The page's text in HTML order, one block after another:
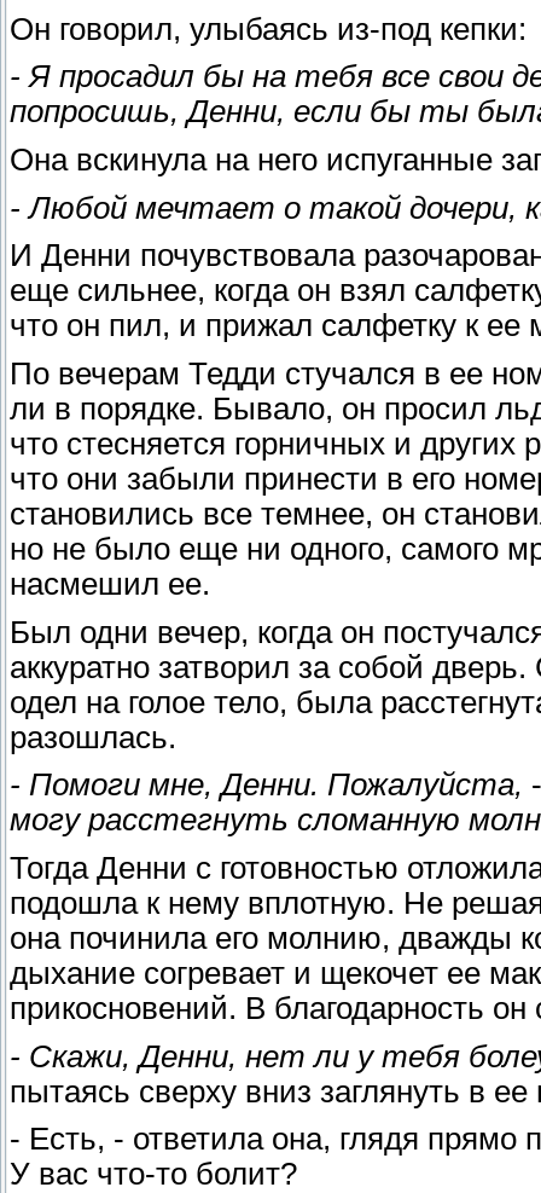
Он говорил, улыбаясь из-под кепки:
- Я просадил бы на тебя все свои
попросишь, Денни, если бы ты
Она вскинула на него испуганные
- Любой мечтает о такой дочери,
И Денни почувствовала
еще сильнее, когда он взял
что он пил, и прижал салфетку к ее
По вечерам Тедди стучался в ее
ли в порядке. Бывало, он просил
что стесняется горничных и других
что они забыли принести в его
становились все темнее, он
но не было еще ни одного, самого
насмешил ее.
Был одни вечер, когда он
аккуратно затворил за собой
одел на голое тело, была
разошлась.
- Помоги мне, Денни. Пожалуйста,
могу расстегнуть сломанную
Тогда Денни с готовностью
подошла к нему вплотную. Не
она починила его молнию, дважды
дыхание согревает и щекочет ее
прикосновений. В благодарность
- Скажи, Денни, нет ли у тебя
пытаясь сверху вниз заглянуть в ее
- Есть, - ответила она, глядя прямо
У вас что-то болит?